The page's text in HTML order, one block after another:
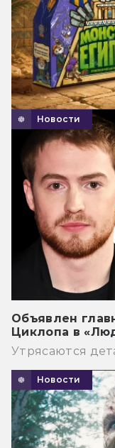
Новости
Объявлен
Циклопа в
Утрясаются
Новости